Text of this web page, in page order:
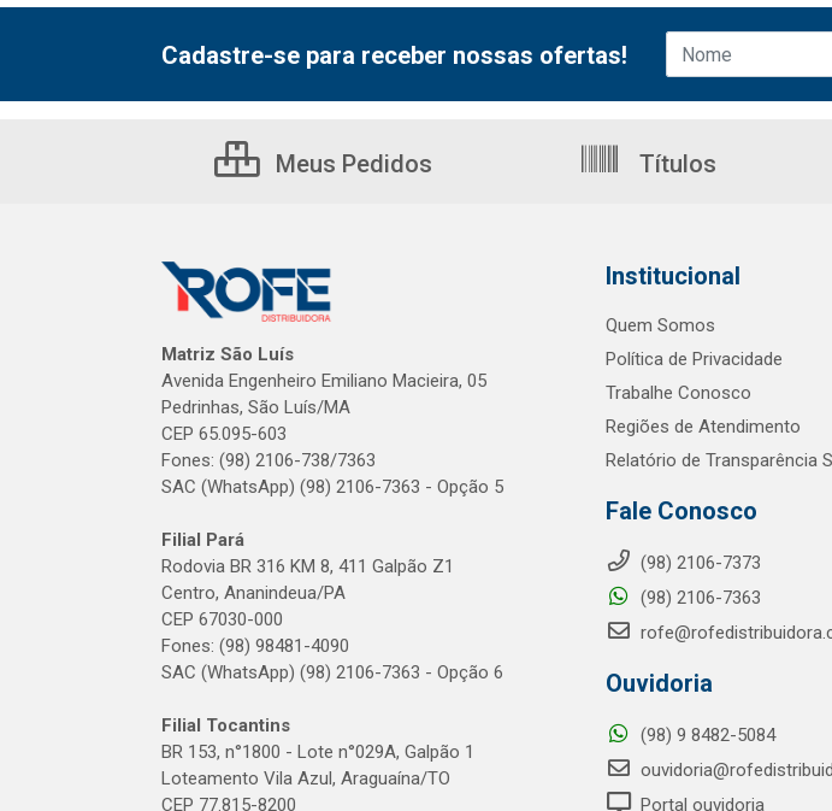
Cadastre-se para receber nossas ofertas!
Meus Pedidos Títulos
Matriz São Luís
Avenida Engenheiro Emiliano Macieira, 05
Pedrinhas, São Luís/MA
CEP 65.095-603
Fones: (98) 2106-738/7363
SAC (WhatsApp) (98) 2106-7363 - Opção 5
Filial Pará
Rodovia BR 316 KM 8, 411 Galpão Z1
Centro, Ananindeua/PA
CEP 67030-000
Fones: (98) 98481-4090
SAC (WhatsApp) (98) 2106-7363 - Opção 6
Filial Tocantins
BR 153, n°1800 - Lote n°029A, Galpão 1
Loteamento Vila Azul, Araguaína/TO
CEP 77.815-8200
Institucional
Quem Somos
Política de Privacidade
Trabalhe Conosco
Regiões de Atendimento
Relatório de Transparência
Fale Conosco
(98) 2106-7373
(98) 2106-7363
Ouvidoria
(98) 9 8482-5084
Portal ouvidoria